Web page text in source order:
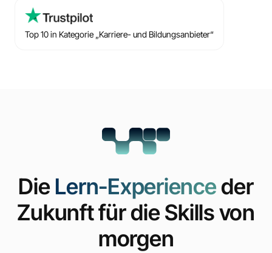
Top 10 in Kategorie „Karriere- und Bildungsanbieter“
DieLern-Experienceder
Zukunft für die Skills von
morgen